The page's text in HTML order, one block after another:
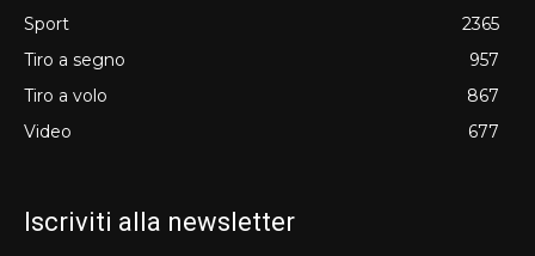
Sport
2365
Tiro a segno
957
Tiro a volo
867
Video
677
Iscriviti alla newsletter